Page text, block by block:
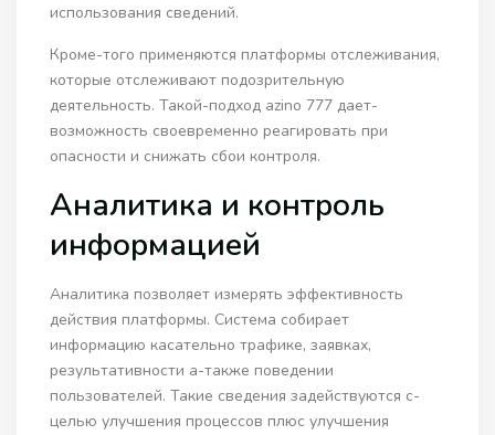
использования сведений.
Кроме-того применяются платформы отслеживания,
которые отслеживают подозрительную
деятельность. Такой-подход azino 777 дает-
возможность своевременно реагировать при
опасности и снижать сбои контроля.
Аналитика и контроль
информацией
Аналитика позволяет измерять эффективность
действия платформы. Система собирает
информацию касательно трафике, заявках,
результативности а-также поведении
пользователей. Такие сведения задействуются с-
целью улучшения процессов плюс улучшения